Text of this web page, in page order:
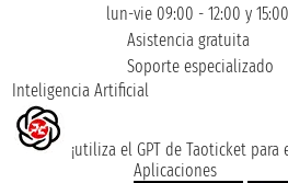
lun-vie 09:00 - 12:00 y
Asistencia gratuita
Soporte especializado
Inteligencia Artificial
¡utiliza el GPT de Taoticket
Aplicaciones